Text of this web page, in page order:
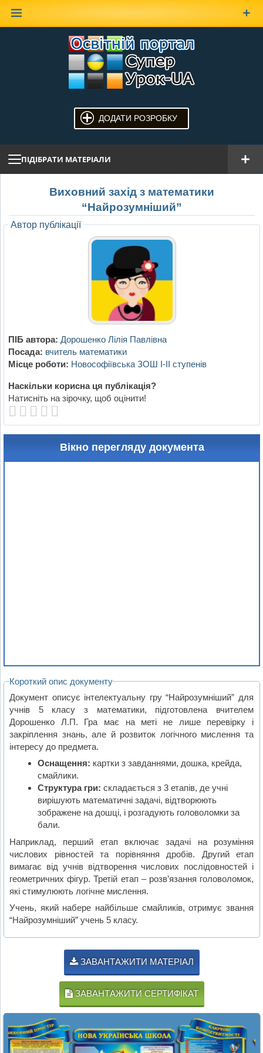
ДОДАТИ РОЗРОБКУ
ПІДІБРАТИ МАТЕРІАЛИ
Виховний захід з математики
“Найрозумніший”
Автор публікації
ПІБ автора: Дорошенко Лілія Павлівна
Посада: вчитель математики
Місце роботи: Новософіївська ЗОШ I-II ступенів
Наскільки корисна ця публікація?
Натисніть на зірочку, щоб оцінити!
Вікно перегляду документа
Короткий опис документу
Документ описує інтелектуальну гру “Найрозумніший” для
учнів 5 класу з математики, підготовлена вчителем
Дорошенко Л.П. Гра має на меті не лише перевірку і
закріплення знань, але й розвиток логічного мислення та
інтересу до предмета.
Оснащення: картки з завданнями, дошка, крейда,
смайлики.
Структура гри: складається з 3 етапів, де учні
вирішують математичні задачі, відтворюють
зображене на дошці, і розгадують головоломки за
бали.
Наприклад, перший етап включає задачі на розуміння
числових рівностей та порівняння дробів. Другий етап
вимагає від учнів відтворення числових послідовностей і
геометричних фігур. Третій етап – розв’язання головоломок,
які стимулюють логічне мислення.
Учень, який набере найбільше смайликів, отримує звання
“Найрозумніший” учень 5 класу.
ЗАВАНТАЖИТИ МАТЕРІАЛ
ЗАВАНТАЖИТИ СЕРТИФІКАТ